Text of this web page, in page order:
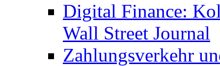
Digital Finance:
Wall Street Journal
Zahlungsverkehr